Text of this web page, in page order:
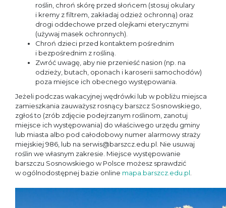
roślin, chroń skórę przed słońcem (stosuj okulary
i kremy z filtrem, zakładaj odzież ochronną) oraz
drogi oddechowe przed olejkami eterycznymi
(używaj masek ochronnych).
Chroń dzieci przed kontaktem pośrednim
i bezpośrednim z rośliną.
Zwróć uwagę, aby nie przenieść nasion (np. na
odzieży, butach, oponach i karoserii samochodów)
poza miejsce ich obecnego występowania.
Jeżeli podczas wakacyjnej wędrówki lub w pobliżu miejsca
zamieszkania zauważysz rosnący barszcz Sosnowskiego,
zgłoś to (zrób zdjęcie podejrzanym roślinom, zanotuj
miejsce ich występowania) do właściwego urzędu gminy
lub miasta albo pod całodobowy numer alarmowy straży
miejskiej 986, lub na serwis@barszcz.edu.pl. Nie usuwaj
roślin we własnym zakresie. Miejsce występowanie
barszczu Sosnowskiego w Polsce możesz sprawdzić
w ogólnodostępnej bazie online mapa.barszcz.edu.pl